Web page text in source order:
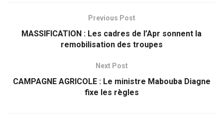
Previous Post
MASSIFICATION : Les cadres de l’Apr sonnent la
remobilisation des troupes
Next Post
CAMPAGNE AGRICOLE : Le ministre Mabouba Diagne
fixe les règles